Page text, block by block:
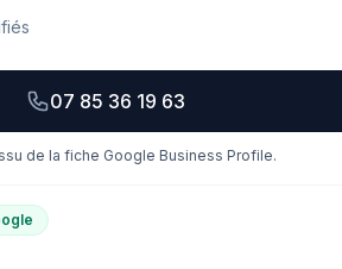
07 85 36 19 63
de la fiche Google Business Profile.